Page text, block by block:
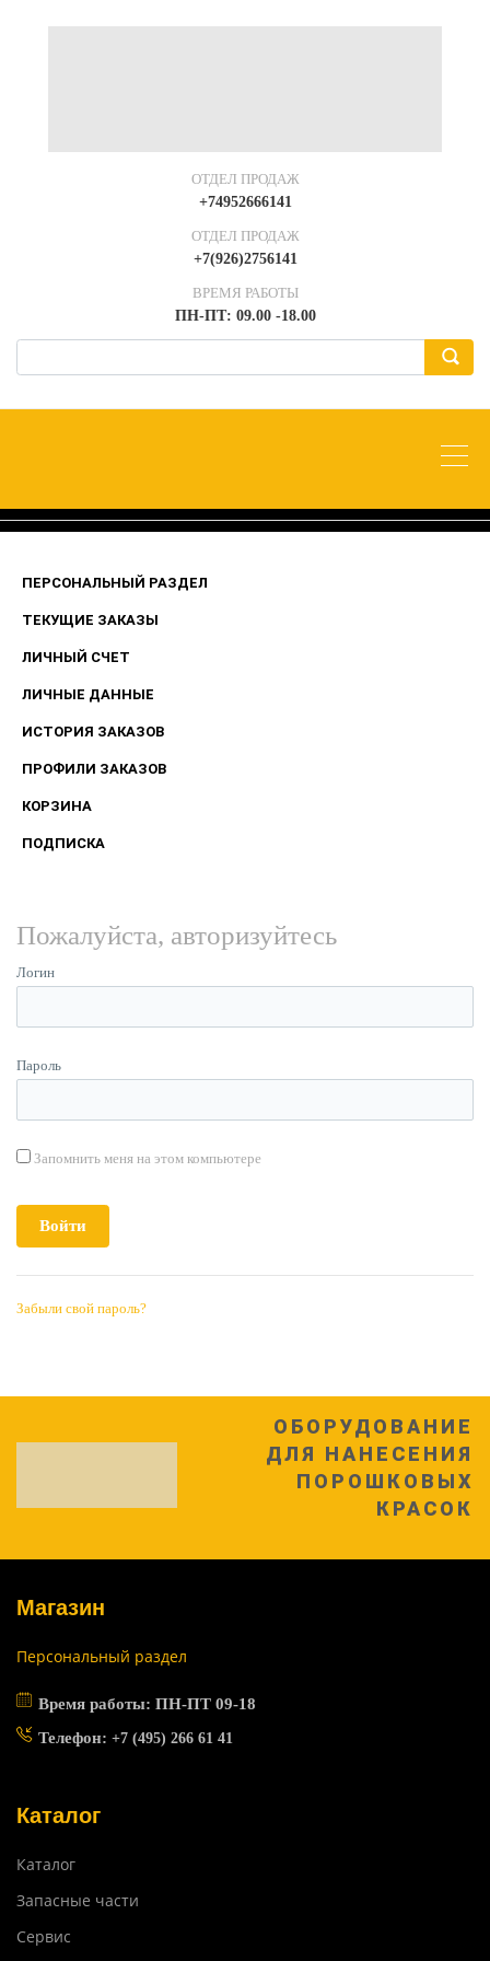
ОТДЕЛ ПРОДАЖ
+74952666141
ОТДЕЛ ПРОДАЖ
+7(926)2756141
ВРЕМЯ РАБОТЫ
ПН-ПТ: 09.00 -18.00
ПЕРСОНАЛЬНЫЙ РАЗДЕЛ
ТЕКУЩИЕ ЗАКАЗЫ
ЛИЧНЫЙ СЧЕТ
ЛИЧНЫЕ ДАННЫЕ
ИСТОРИЯ ЗАКАЗОВ
ПРОФИЛИ ЗАКАЗОВ
КОРЗИНА
ПОДПИСКА
Пожалуйста, авторизуйтесь
Логин
Пароль
Запомнить меня на этом компьютере
Забыли свой пароль?
ОБОРУДОВАНИЕ
ДЛЯ НАНЕСЕНИЯ
ПОРОШКОВЫХ
КРАСОК
Магазин
Персональный раздел
Время работы: ПН-ПТ 09-18
Телефон: +7 (495) 266 61 41
Каталог
Каталог
Запасные части
Сервис